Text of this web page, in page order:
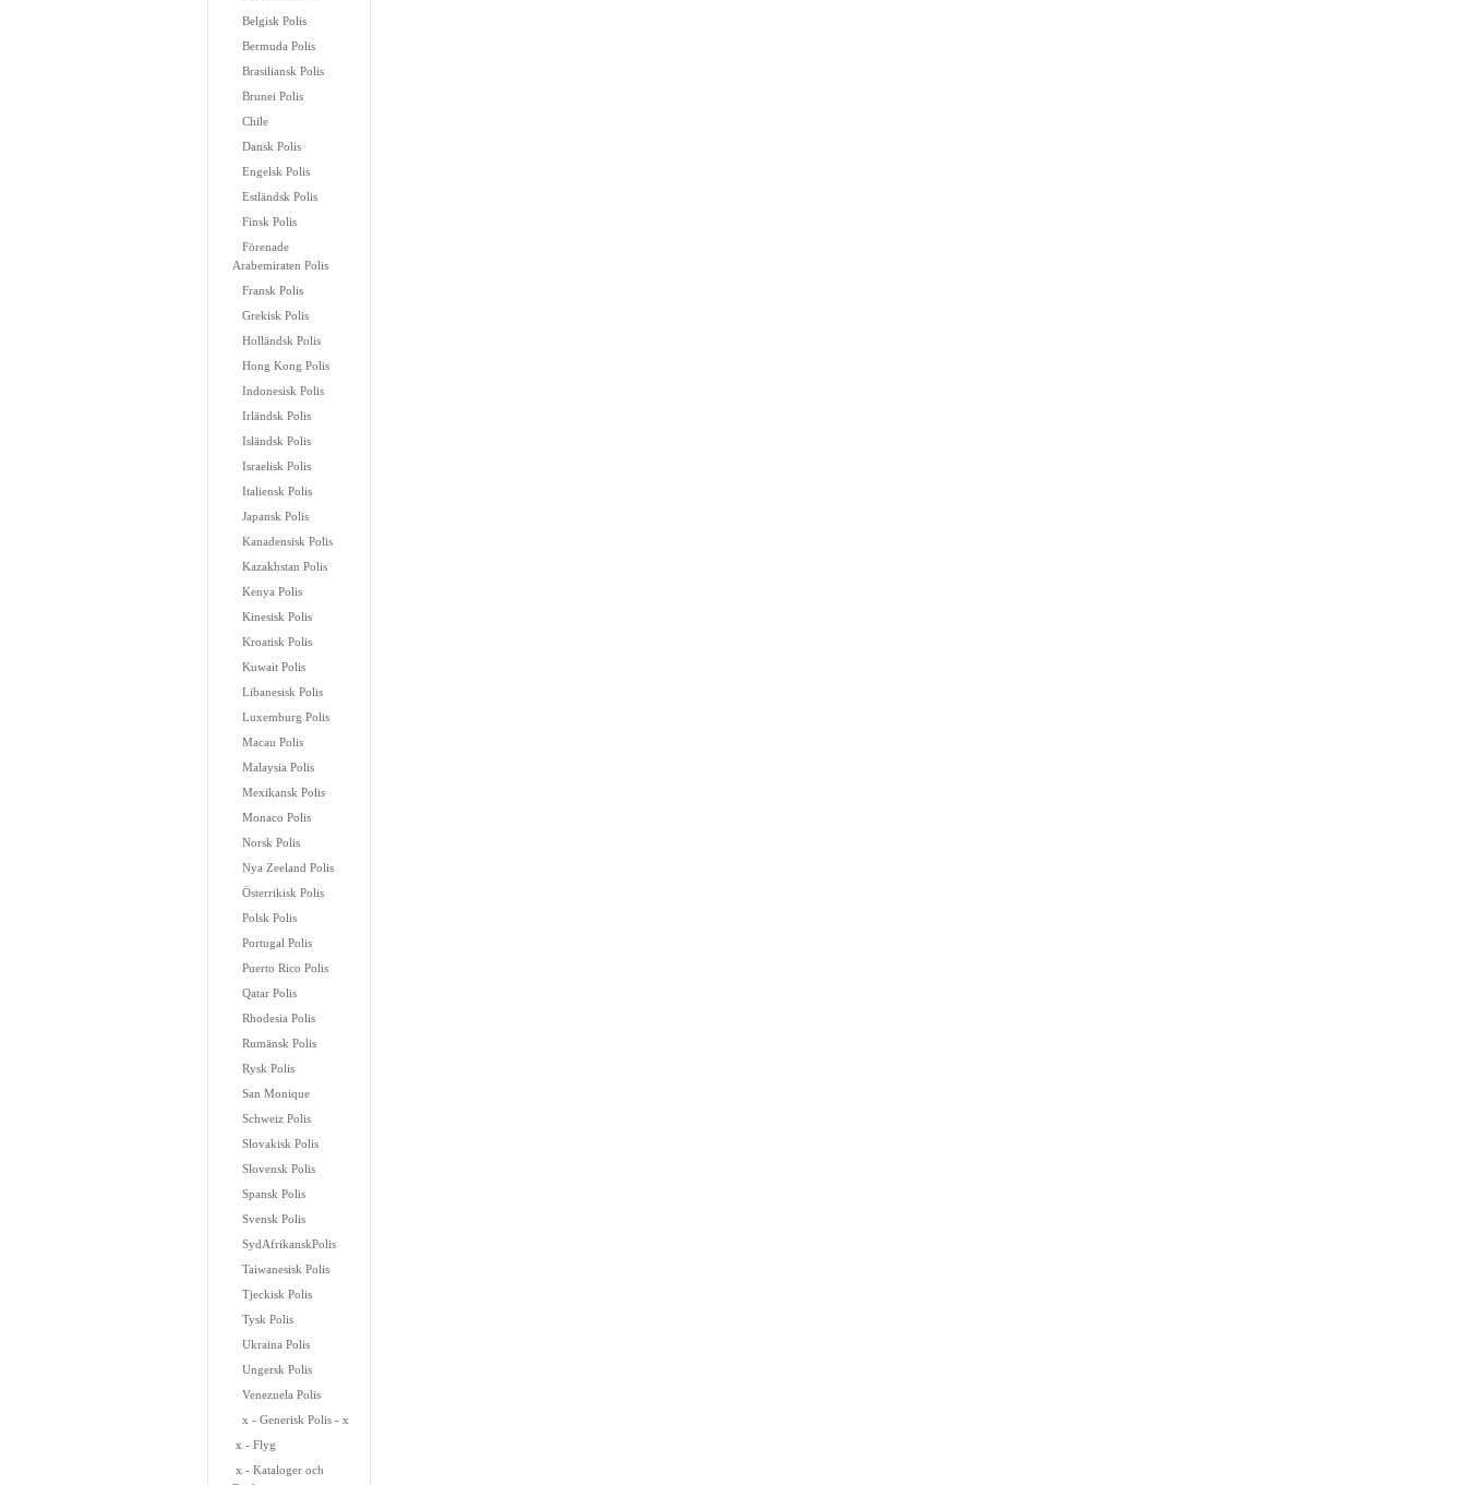
Belgisk Polis
Bermuda Polis
Brasiliansk Polis
Brunei Polis
Chile
Dansk Polis
Engelsk Polis
Estländsk Polis
Finsk Polis
Förenade
Arabemiraten Polis
Fransk Polis
Grekisk Polis
Holländsk Polis
Hong Kong Polis
Indonesisk Polis
Irländsk Polis
Isländsk Polis
Israelisk Polis
Italiensk Polis
Japansk Polis
Kanadensisk Polis
Kazakhstan Polis
Kenya Polis
Kinesisk Polis
Kroatisk Polis
Kuwait Polis
Libanesisk Polis
Luxemburg Polis
Macau Polis
Malaysia Polis
Mexikansk Polis
Monaco Polis
Norsk Polis
Nya Zeeland Polis
Österrikisk Polis
Polsk Polis
Portugal Polis
Puerto Rico Polis
Qatar Polis
Rhodesia Polis
Rumänsk Polis
Rysk Polis
San Monique
Schweiz Polis
Slovakisk Polis
Slovensk Polis
Spansk Polis
Svensk Polis
SydAfrikanskPolis
Taiwanesisk Polis
Tjeckisk Polis
Tysk Polis
Ukraina Polis
Ungersk Polis
Venezuela Polis
x - Generisk Polis - x
x - Flyg
x - Kataloger och